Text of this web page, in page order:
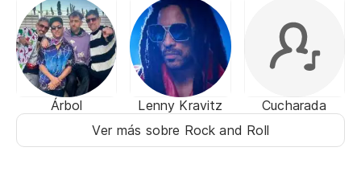
Árbol Lenny Kravitz
Cucharada
Ver más sobre Rock and Roll